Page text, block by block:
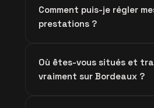
apparaissent souvent dès
semaines après
Comment puis-je régler
prestations ?
Stripe ou par virement
moyens sont sécurisés et
Où êtes-vous situés et
vraiment sur Bordeaux ?